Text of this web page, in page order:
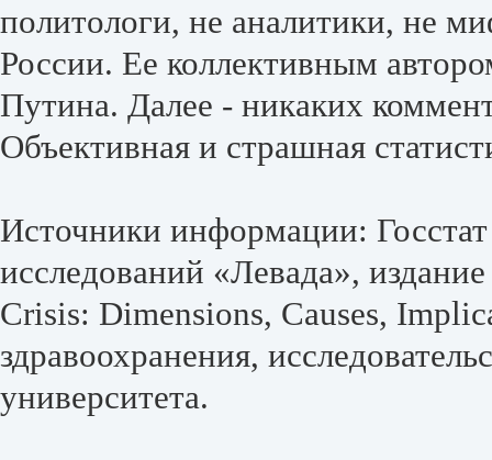
политологи, не аналитики, не
России. Ее коллективным
Путина. Далее - никаких
Объективная и страшная
Источники информации:
исследований «Левада»,
Crisis: Dimensions, Causes,
здравоохранения,
университета.